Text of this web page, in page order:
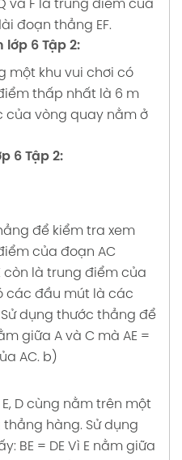
và F là trung điểm của
đoạn thẳng EF.
lớp 6 Tập 2:
một khu vui chơi có
thấp nhất là 6 m
của vòng quay nằm ở
6 Tập 2:
để kiểm tra xem
của đoạn AC
còn là trung điểm của
các đầu mút là các
dụng thước thẳng để
giữa A và C mà AE =
AC. b)
D cùng nằm trên một
thẳng hàng. Sử dụng
BE = DE Vì E nằm giữa